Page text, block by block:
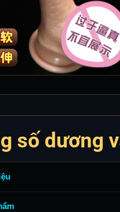
số dương